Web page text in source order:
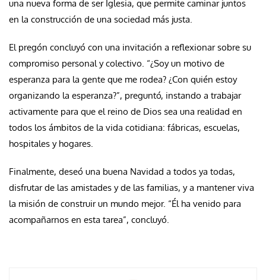
una nueva forma de ser Iglesia, que permite caminar juntos
en la construcción de una sociedad más justa.
El pregón concluyó con una invitación a reflexionar sobre su
compromiso personal y colectivo. “¿Soy un motivo de
esperanza para la gente que me rodea? ¿Con quién estoy
organizando la esperanza?”, preguntó, instando a trabajar
activamente para que el reino de Dios sea una realidad en
todos los ámbitos de la vida cotidiana: fábricas, escuelas,
hospitales y hogares.
Finalmente, deseó una buena Navidad a todos ya todas,
disfrutar de las amistades y de las familias, y a mantener viva
la misión de construir un mundo mejor. “Él ha venido para
acompañarnos en esta tarea”, concluyó.